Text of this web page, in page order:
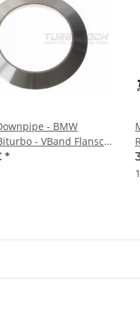
- BMW
- VBand Flansch
AD:105mm 1.4301
*